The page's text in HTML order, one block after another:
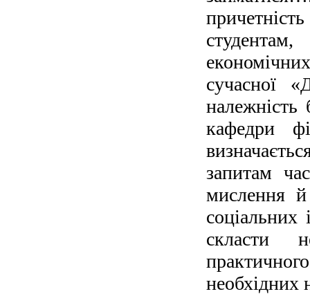
сучасної
кафедри
запитам
мислення й
соціальних
скласти
необхідних